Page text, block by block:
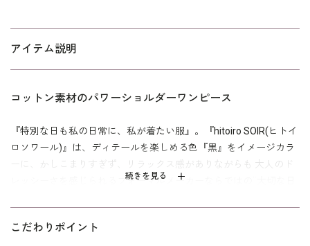
アイテム説明
続きを見る
コットン素材のパワーショルダーワンピース
『特別な日も私の日常に、私が着たい服』。『hitoiro SOIR(ヒトイ
ロソワール)』は、ディテールを楽しめる色『黒』をイメージカラ
ーに、かしこまりすぎず、リラックス感がありながらも 大人のド
レッシーさを感じられるフォーマルメーカーならではの¨大切な日
たっぷりとタックを施したパワーショルダーのワンピース。ロン
こだわりポイント